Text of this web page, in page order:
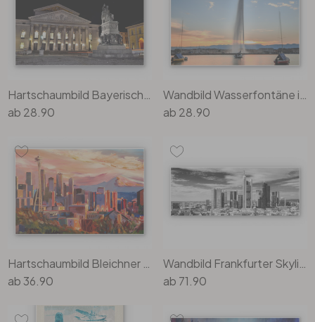
Wohnzimmer
Kinderzimmer
Küche
Jugendzimmer
Bad
Flur
Wohnzimmer
Kinderzimmer
Bad
Küche
Flur
Tapeten Grün
Tapeten Türkis
Tapeten Lila & Violett
Wohnzimmer
Schlafzimmer
Kinderzimmer
Küche
ab 28.90
ab 28.90
ab36.90
ab 71.90